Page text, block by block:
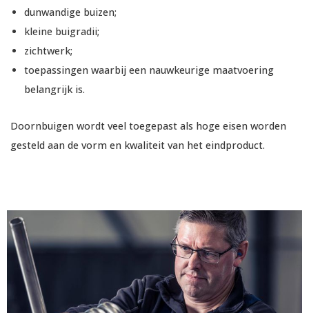
dunwandige buizen;
kleine buigradii;
zichtwerk;
toepassingen waarbij een nauwkeurige maatvoering
belangrijk is.
Doornbuigen wordt veel toegepast als hoge eisen worden
gesteld aan de vorm en kwaliteit van het eindproduct.